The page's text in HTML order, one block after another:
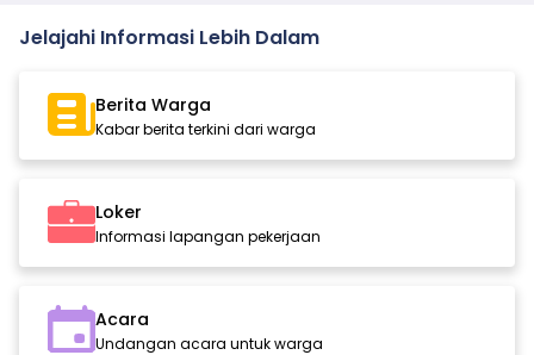
Jelajahi Informasi Lebih Dalam
Berita Warga
Kabar berita terkini dari warga
Loker
Informasi lapangan pekerjaan
Acara
Undangan acara untuk warga